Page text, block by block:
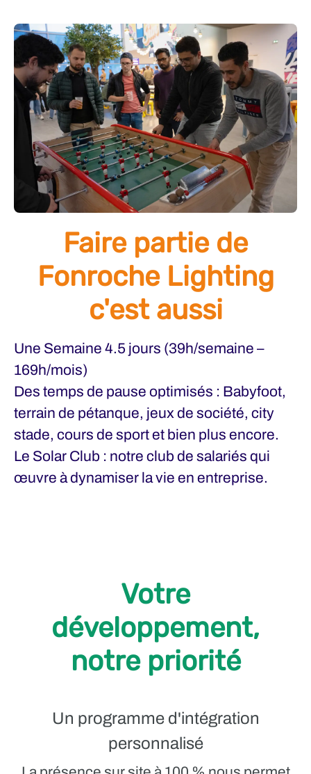
Faire partie de
Fonroche Lighting
c'est aussi
Une Semaine 4.5 jours (39h/semaine –
169h/mois)
Des temps de pause optimisés : Babyfoot,
terrain de pétanque, jeux de société, city
stade, cours de sport et bien plus encore.
Le Solar Club : notre club de salariés qui
œuvre à dynamiser la vie en entreprise.
Votre
développement,
notre priorité
Un programme d'intégration
personnalisé